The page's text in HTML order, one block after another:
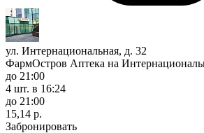
ул. Интернациональная, д. 32
ФармОстров Аптека на
до 21:00
4 шт. в 16:24
до 21:00
15,14 р.
Забронировать